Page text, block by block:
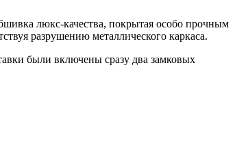
люкс-качества, покрытая особо прочным
разрушению металлического каркаса.
были включены сразу два замковых